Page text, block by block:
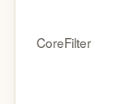
CoreFilter